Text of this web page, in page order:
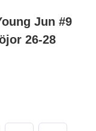
Jun #9
26-28